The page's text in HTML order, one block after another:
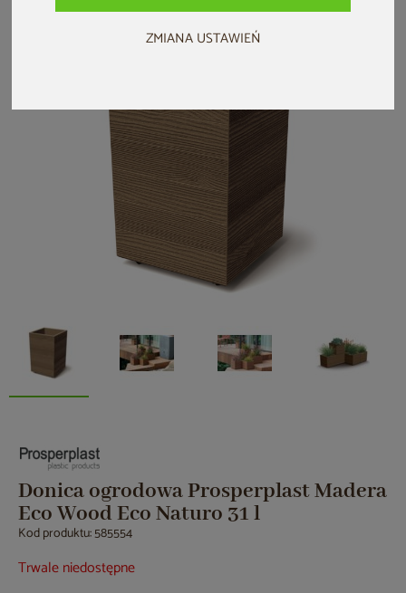
ZMIANA USTAWIEŃ
Donica ogrodowa Prosperplast Madera
Eco Wood Eco Naturo 31 l
Kod produktu: 585554
Trwale niedostępne